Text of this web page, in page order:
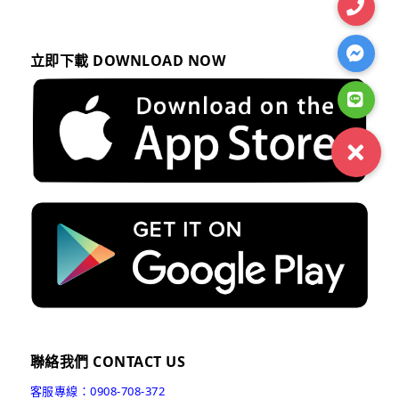
立即下載 DOWNLOAD NOW
聯絡我們 CONTACT US
客服專線：0908-708-372